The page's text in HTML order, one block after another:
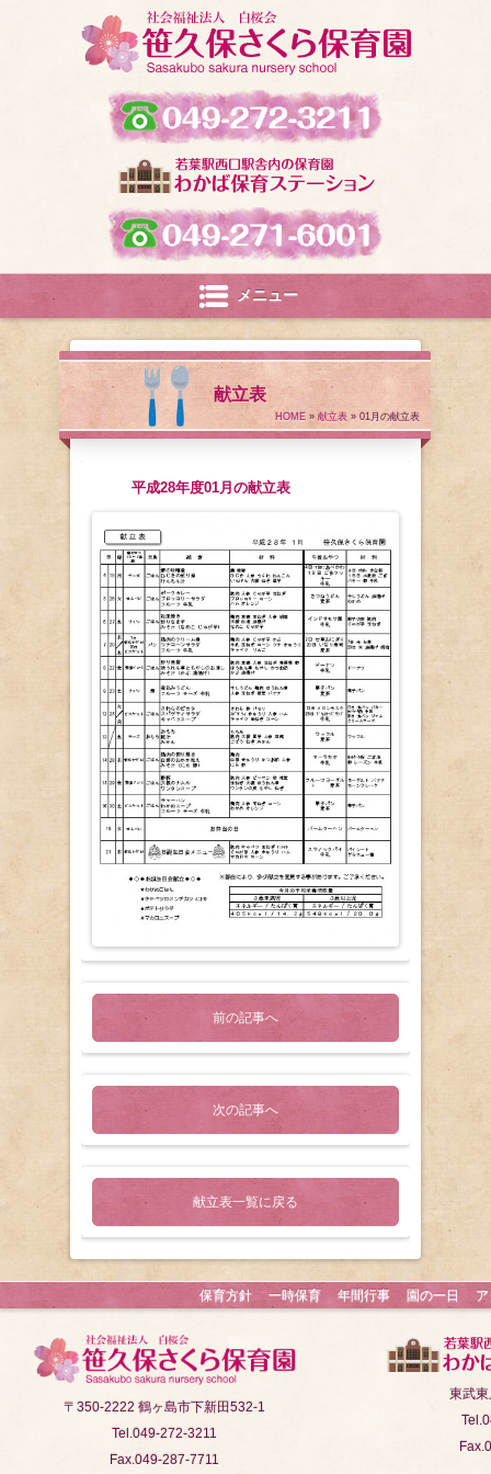
メニュー
献立表
HOME »献立表 » 01月の献立表
平成28年度01月の献立表
前の記事へ
次の記事へ
献立表一覧に戻る
保育方針 一時保育 年間行事 園の一日
〒350-2222 鶴ヶ島市下新田532-1
Tel.049-272-3211
Fax.049-287-7711
東武